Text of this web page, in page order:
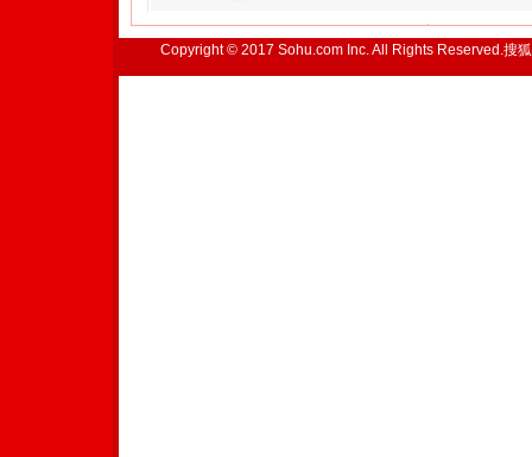
Copyright © 2017 Sohu.com Inc. All Rights Reserved.搜